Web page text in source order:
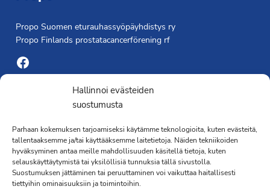
Hallinnoi evästeiden
suostumusta
Parhaan kokemuksen tarjoamiseksi käytämme teknologioita, kuten evästeitä,
tallentaaksemme ja/tai käyttääksemme laitetietoja. Näiden tekniikoiden
hyväksyminen antaa meille mahdollisuuden käsitellä tietoja, kuten
selauskäyttäytymistä tai yksilöllisiä tunnuksia tällä sivustolla.
Suostumuksen jättäminen tai peruuttaminen voi vaikuttaa haitallisesti
tiettyihin ominaisuuksiin ja toimintoihin.
Propo Suomen eturauhassyöpäyhdistys ry
Propo Finlands prostatacancerförening rf
Facebook
Yhdistyksen toimisto
Laivapojankatu 3 C, 00180 Helsinki
toimisto@propo.fi
Saavutettavuusseloste »
Toiminnanjohtaja